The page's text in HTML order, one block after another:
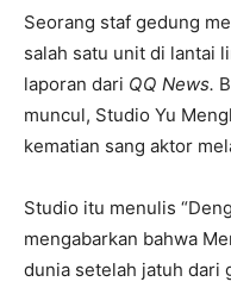
Seorang staf gedung
salah satu unit di lantai
laporan dari QQ News.
muncul, Studio Yu
kematian sang aktor
Studio itu menulis
mengabarkan bahwa
dunia setelah jatuh dari